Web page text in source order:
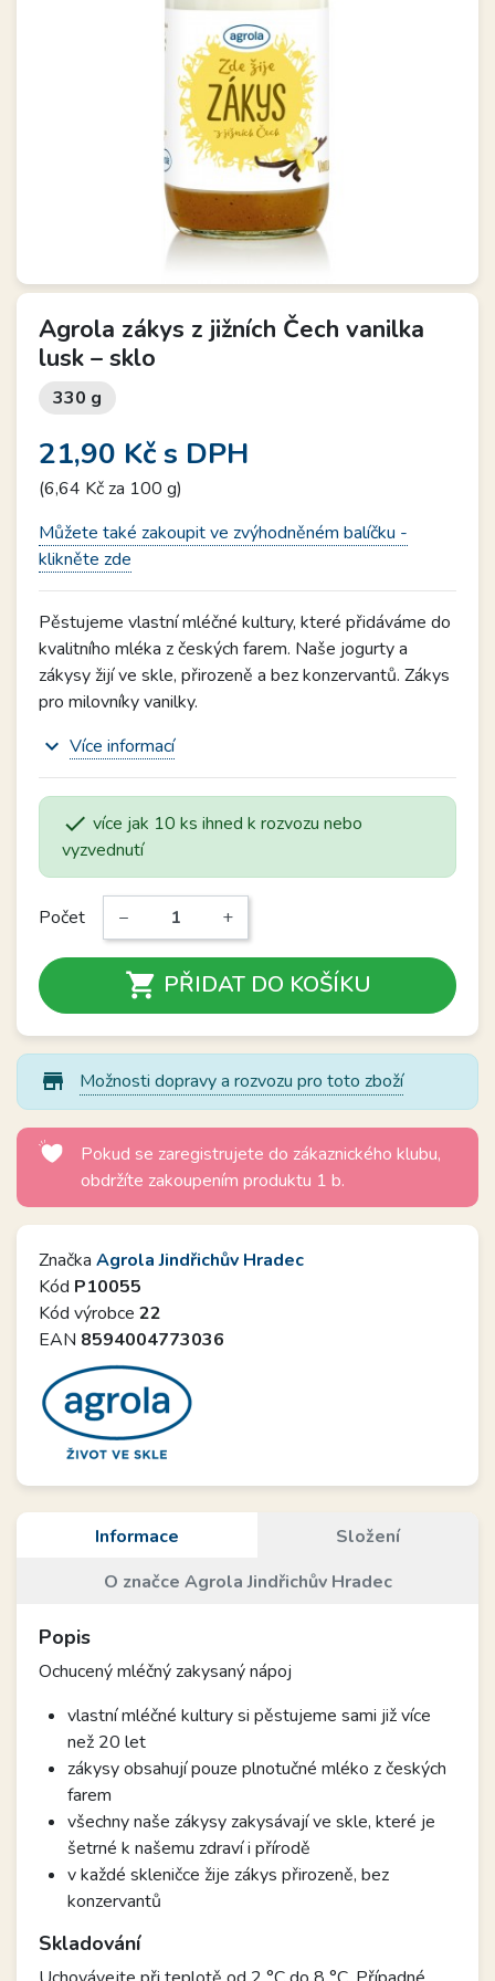
Agrola zákys z jižních Čech vanilka
lusk – sklo
330 g
21,90 Kčs DPH
(6,64 Kč za 100 g)
Můžete také zakoupit ve zvýhodněném balíčku -
klikněte zde
Pěstujeme vlastní mléčné kultury, které přidáváme do
kvalitního mléka z českých farem. Naše jogurty a
zákysy žijí ve skle, přirozeně a bez konzervantů. Zákys
pro milovníky vanilky.
expand_more Více informací
 více jak 10 ks ihned k rozvozu nebo
vyzvednutí
Počet − +
 PŘIDAT DO KOŠÍKU
store_mall_directory Možnosti dopravy a rozvozu pro toto zboží
Pokud se zaregistrujete do zákaznického klubu,
obdržíte zakoupením produktu 1 b.
Značka Agrola Jindřichův Hradec
Kód P10055
Kód výrobce 22
EAN 8594004773036
Informace
Složení
O značce Agrola Jindřichův Hradec
Popis
Ochucený mléčný zakysaný nápoj
vlastní mléčné kultury si pěstujeme sami již více
než 20 let
zákysy obsahují pouze plnotučné mléko z českých
farem
všechny naše zákysy zakysávají ve skle, které je
šetrné k našemu zdraví i přírodě
v každé skleničce žije zákys přirozeně, bez
konzervantů
Skladování